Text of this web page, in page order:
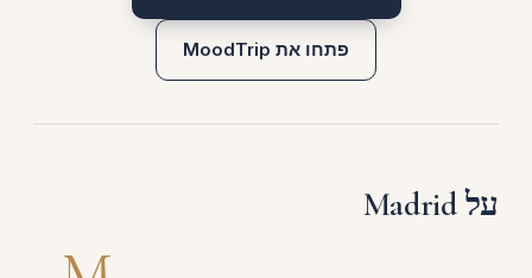
פתחו את MoodTrip
על Madrid